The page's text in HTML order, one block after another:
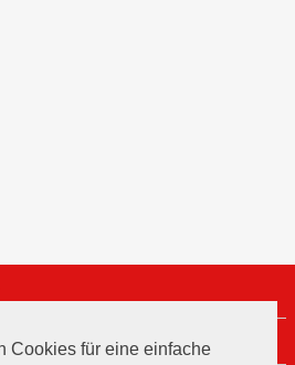
Cookies für eine einfache